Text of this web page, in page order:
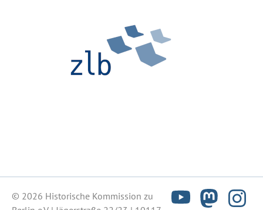
© 2026 Historische Kommission zu